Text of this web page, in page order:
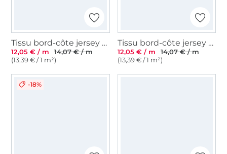
Tissu bord-côte jersey tubulaire côtelé milleraies 45cm, bleu pétrole
12,05 € / m
14,07 € / m
(13,39 € / 1 m²)
Tissu bord-côte jersey tubulaire côtelé milleraies 45cm, noir
12,05 € / m
14,07 € / m
(13,39 € / 1 m²)
-18%